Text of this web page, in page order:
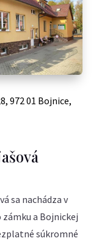
972 01 Bojnice,
sa nachádza v
a Bojnickej
súkromné